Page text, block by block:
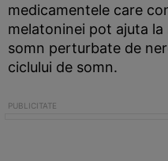
medicamentele care
melatoninei pot ajuta
somn perturbate de
ciclului de somn.